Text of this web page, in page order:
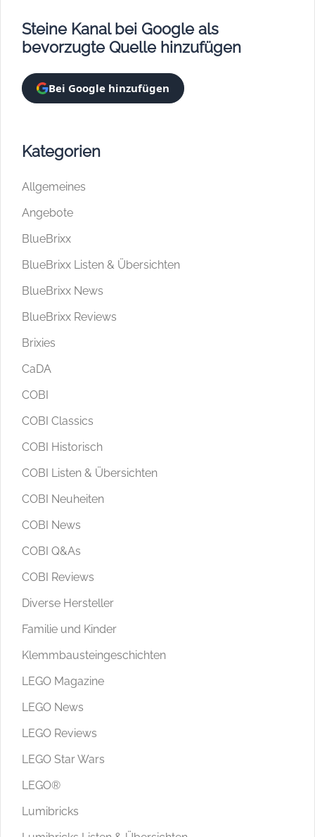
Steine Kanal bei Google als
bevorzugte Quelle hinzufügen
Bei Google hinzufügen
Kategorien
Allgemeines
Angebote
BlueBrixx
BlueBrixx Listen & Übersichten
BlueBrixx News
BlueBrixx Reviews
Brixies
CaDA
COBI
COBI Classics
COBI Historisch
COBI Listen & Übersichten
COBI Neuheiten
COBI News
COBI Q&As
COBI Reviews
Diverse Hersteller
Familie und Kinder
Klemmbausteingeschichten
LEGO Magazine
LEGO News
LEGO Reviews
LEGO Star Wars
LEGO®
Lumibricks